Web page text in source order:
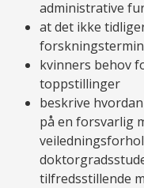
administrative
at det ikke
forskningstermin
kvinners behov
toppstillinger
beskrive
på en forsvarlig
tilfredsstillende